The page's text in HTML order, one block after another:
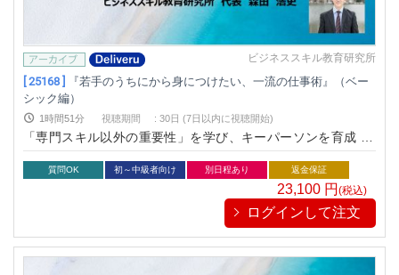
ビジネススキル教育研究所
[ 25168 ]
『若手のうちにから身につけたい、一流の仕事術』（ベー
シック編）
1時間51分 視聴期間 : 30日 (7日以内に視聴開始)
「専門スキル以外の重要性」を学び、キーパーソンを育成 for
すべての業種共通
質問OK 初～中級者向け 別日程あり 返金保証
23,100 円(税込)
ログインして注文